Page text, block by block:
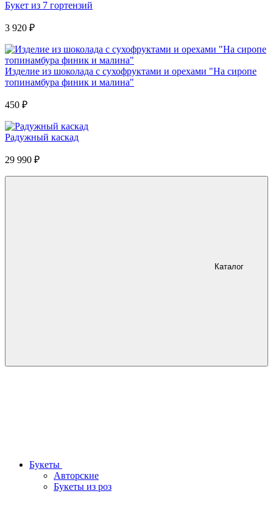
Букет из 7 гортензий
3 920 ₽
Изделие из шоколада с сухофруктами и орехами "На сиропе
топинамбура финик и малина"
450 ₽
Радужный каскад
29 990 ₽
Каталог
Букеты
Авторские
Букеты из роз